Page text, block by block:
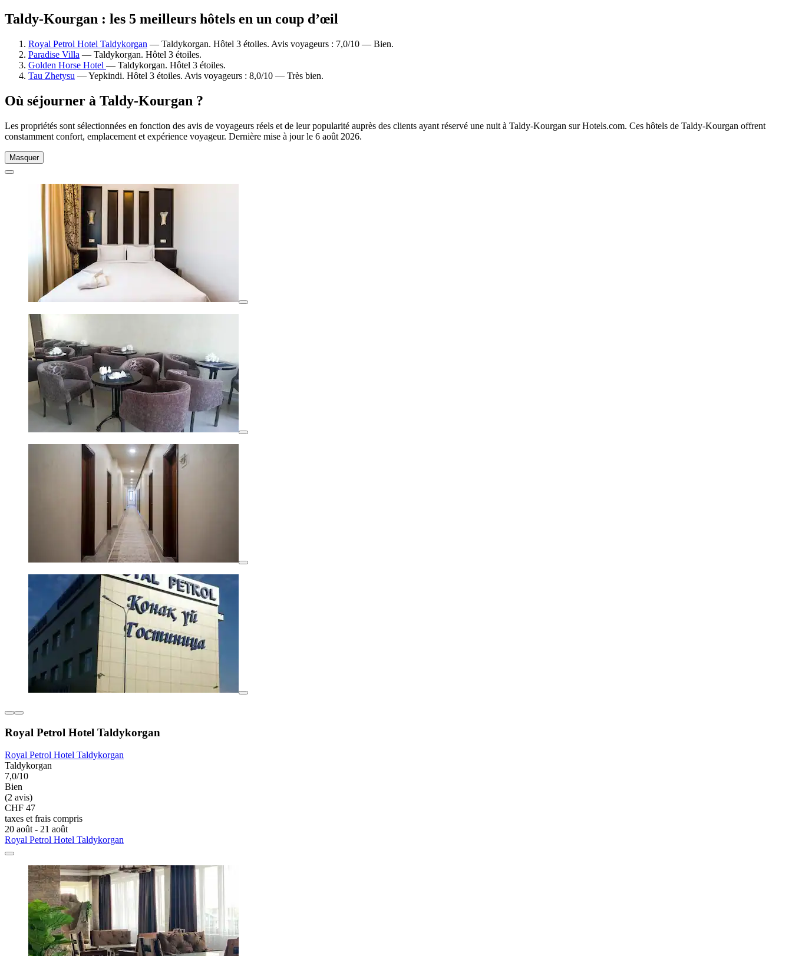
Taldy-Kourgan : les 5 meilleurs hôtels en un coup d’œil
Royal Petrol Hotel Taldykorgan — Taldykorgan. Hôtel 3 étoiles. Avis voyageurs : 7,0/10 — Bien.
Paradise Villa — Taldykorgan. Hôtel 3 étoiles.
Golden Horse Hotel — Taldykorgan. Hôtel 3 étoiles.
Tau Zhetysu — Yepkindi. Hôtel 3 étoiles. Avis voyageurs : 8,0/10 — Très bien.
Où séjourner à Taldy-Kourgan ?
Les propriétés sont sélectionnées en fonction des avis de voyageurs réels et de leur popularité auprès des clients ayant réservé une nuit à Taldy-Kourgan sur Hotels.com. Ces hôtels de Taldy-Kourgan offrent
constamment confort, emplacement et expérience voyageur. Dernière mise à jour le 6 août 2026.
Masquer
Royal Petrol Hotel Taldykorgan
Royal Petrol Hotel Taldykorgan
Taldykorgan
7,0/10
Bien
(2 avis)
CHF 47
taxes et frais compris
20 août - 21 août
Royal Petrol Hotel Taldykorgan